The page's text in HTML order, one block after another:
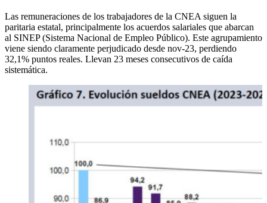
Las remuneraciones de los trabajadores de la CNEA siguen la
paritaria estatal, principalmente los acuerdos salariales que abarcan
al SINEP (Sistema Nacional de Empleo Público). Este agrupamiento
viene siendo claramente perjudicado desde nov-23, perdiendo
32,1% puntos reales. Llevan 23 meses consecutivos de caída
sistemática.